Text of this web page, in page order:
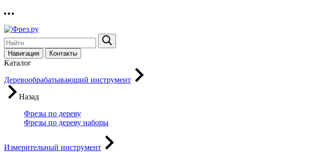
Навигация Контакты
Каталог
Деревообрабатывающий инструмент
Назад
Фрезы по дереву
Фрезы по дереву наборы
Измерительный инструмент